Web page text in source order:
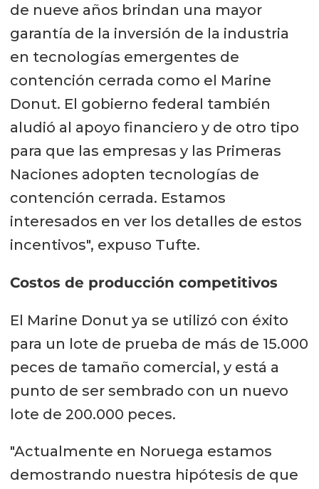
de nueve años brindan una mayor
garantía de la inversión de la industria
en tecnologías emergentes de
contención cerrada como el Marine
Donut. El gobierno federal también
aludió al apoyo financiero y de otro tipo
para que las empresas y las Primeras
Naciones adopten tecnologías de
contención cerrada. Estamos
interesados en ver los detalles de estos
incentivos", expuso Tufte.
Costos de producción competitivos
El Marine Donut ya se utilizó con éxito
para un lote de prueba de más de 15.000
peces de tamaño comercial, y está a
punto de ser sembrado con un nuevo
lote de 200.000 peces.
"Actualmente en Noruega estamos
demostrando nuestra hipótesis de que